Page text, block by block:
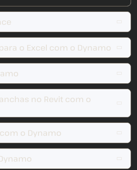
o Excel com o Dynamo
no Revit com o
o Dynamo